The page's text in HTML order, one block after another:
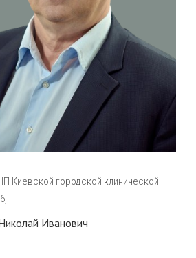
Киевской городской клинической
Иванович